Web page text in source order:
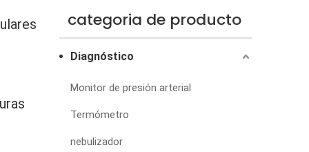
categoria de producto
Diagnóstico
Monitor de presión arterial
Termómetro
nebulizador